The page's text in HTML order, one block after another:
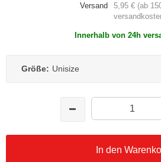
Versand
5,95 € (ab
Innerhalb von 24h
Größe: Unisize
In den